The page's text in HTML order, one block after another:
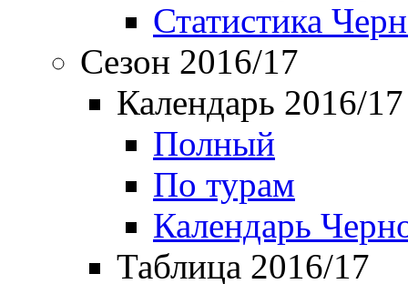
Статистика
Сезон 2016/17
Календарь 2016/17
Полный
По турам
Календарь
Таблица 2016/17